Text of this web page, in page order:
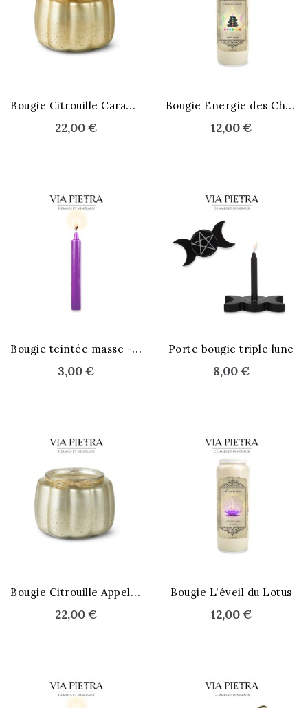
B
ougie Citrouille Caramel salé
22,00 €
B
ougie Energie des Chakras
12,00 €
B
ougie teintée masse - violet
3,00 €
Porte bougie triple lune
8,00 €
B
ougie Citrouille Appel Pie
22,00 €
Bougie L'éveil du Lotus
12,00 €